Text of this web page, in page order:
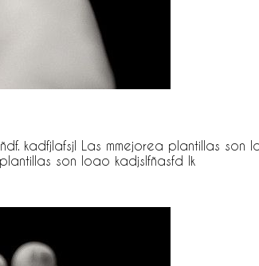
kadfjlafsjl Las mmejorea plantillas
son loao kadjslfñasfd lk